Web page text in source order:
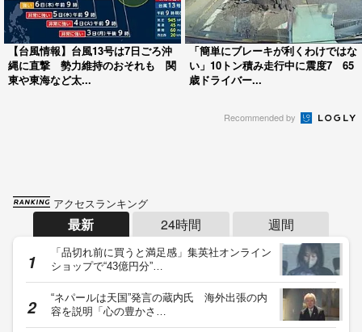
【台風情報】台風13号は7日ごろ沖
縄に直撃 勢力維持のおそれも 関
東や東海など太...
「簡単にブレーキが利くわけではな
い」10トン積み走行中に震度7 65
歳ドライバー...
Recommended by
アクセスランキング
最新 24時間 週間
「品切れ前に買うと満足感」集英社オンライン
ショップで“43億円分”…
“ネパールは天国”発言の蔵内氏 海外出張の内
容を説明「心の豊かさ…